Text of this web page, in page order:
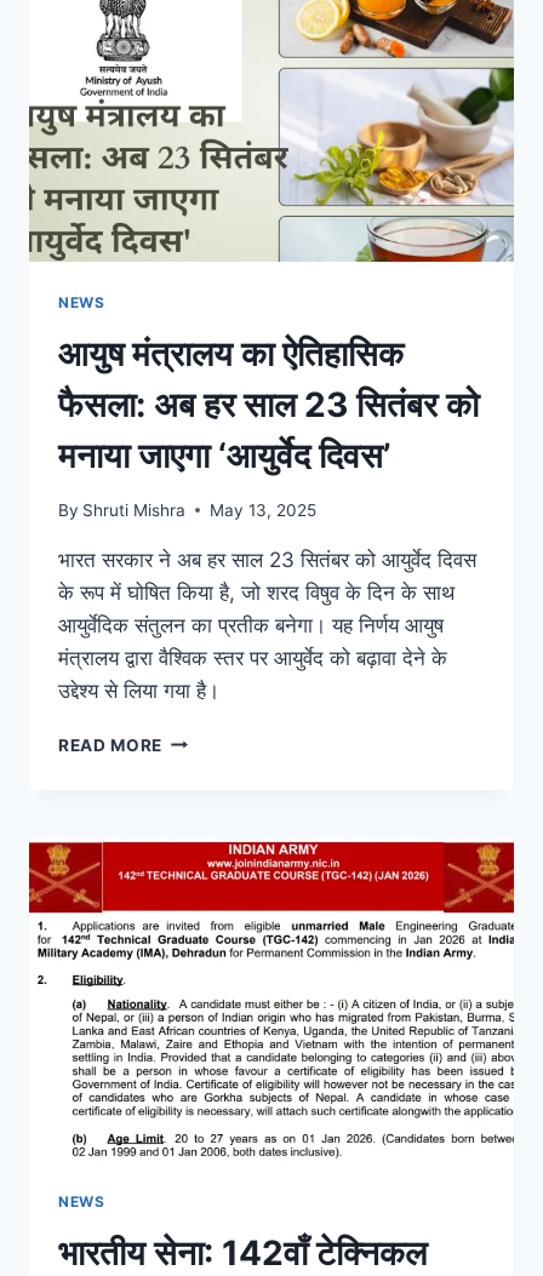
NEWS
आयुष मंत्रालय का ऐतिहासिक
फैसला: अब हर साल 23 सितंबर को
मनाया जाएगा ‘आयुर्वेद दिवस’
By Shruti Mishra May 13, 2025
भारत सरकार ने अब हर साल 23 सितंबर को आयुर्वेद दिवस
के रूप में घोषित किया है, जो शरद विषुव के दिन के साथ
आयुर्वेदिक संतुलन का प्रतीक बनेगा। यह निर्णय आयुष
मंत्रालय द्वारा वैश्विक स्तर पर आयुर्वेद को बढ़ावा देने के
उद्देश्य से लिया गया है।
READ MORE
NEWS
भारतीय सेना: 142वाँ टेक्निकल